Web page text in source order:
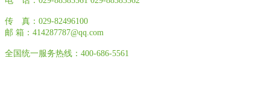
传 真：029-82496100
邮 箱：414287787@qq.com
全国统一服务热线：400-686-5561